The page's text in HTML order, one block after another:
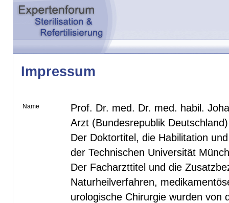
Impressum
Name
Prof. Dr. med. Dr. med. habil.
Arzt (Bundesrepublik Deutschland)
Der Doktortitel, die Habilitation
der Technischen Universität
Der Facharzttitel und die
Naturheilverfahren,
urologische Chirurgie wurden von